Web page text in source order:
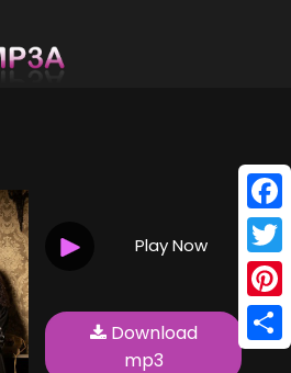
Play Now
Download
mp3